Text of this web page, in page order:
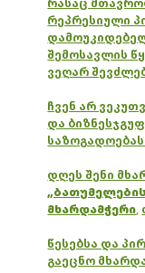
რასაც
რეპრესიული
შემოსავლის
ვეღარ
ჩვენ არ
და
დღეს შენი
მხარდამჭერი,
წესებსა და
გაეცნო